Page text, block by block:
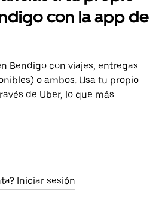
con la app de
Bendigo con viajes, entregas
o ambos. Usa tu propio
de Uber, lo que más
Iniciar sesión